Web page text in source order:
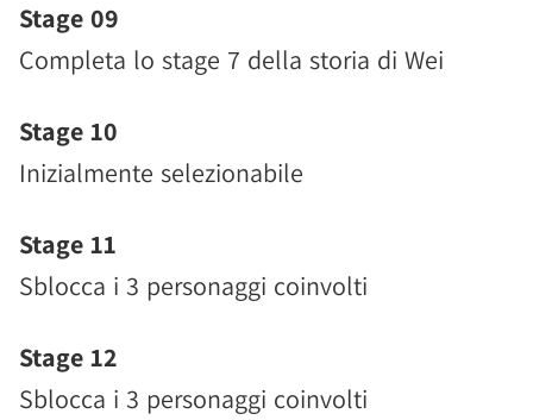
Stage 09
Completa lo stage 7 della storia di Wei
Stage 10
Inizialmente selezionabile
Stage 11
Sblocca i 3 personaggi coinvolti
Stage 12
Sblocca i 3 personaggi coinvolti